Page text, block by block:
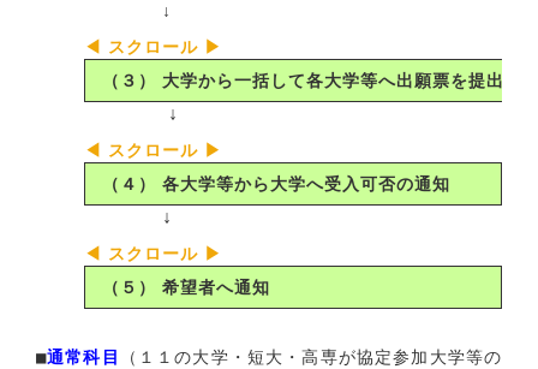
↓
（３） 大学から一括して各大学等へ出願票を提出
↓
（４） 各大学等から大学へ受入可否の通知
↓
（５） 希望者へ通知
■通常科目
（１１の大学・短大・高専が協定参加大学等の